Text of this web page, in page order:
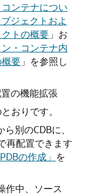
ンテナについ
ジェクトおよ
トの概要 」 お
・コンテナ内
要 」 を参照し
の機能拡張
おりです。
別のCDBに、
再配置できます
の作成」 を
作中、ソース